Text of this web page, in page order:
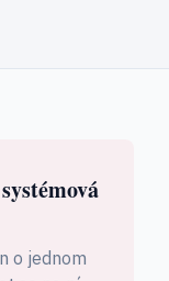
o jednom